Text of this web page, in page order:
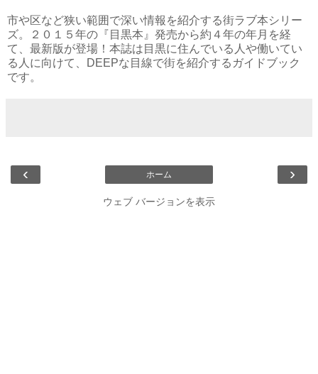
市や区など狭い範囲で深い情報を紹介する街ラブ本シリー
ズ。２０１５年の『目黒本』発売から約４年の年月を経
て、最新版が登場！本誌は目黒に住んでいる人や働いてい
る人に向けて、DEEPな目線で街を紹介するガイドブック
です。
‹ ›
ホーム
ウェブ バージョンを表示